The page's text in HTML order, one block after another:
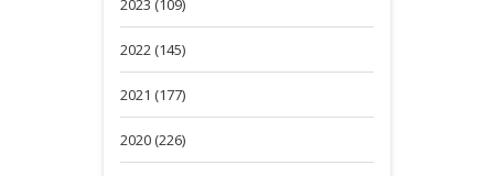
2023 (109)
2022 (145)
2021 (177)
2020 (226)